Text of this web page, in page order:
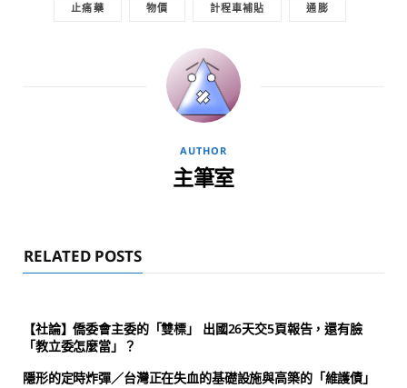
止痛藥 物價 計程車補貼 通膨
AUTHOR
主筆室
RELATED POSTS
【社論】僑委會主委的「雙標」 出國26天交5頁報告，還有臉
「教立委怎麼當」？
隱形的定時炸彈／台灣正在失血的基礎設施與高築的「維護債」